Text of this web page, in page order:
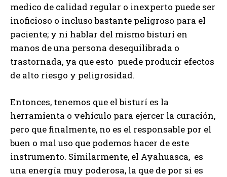
medico de calidad regular o inexperto puede ser
inoficioso o incluso bastante peligroso para el
paciente; y ni hablar del mismo bisturí en
manos de una persona desequilibrada o
trastornada, ya que esto puede producir efectos
de alto riesgo y peligrosidad.
Entonces, tenemos que el bisturí es la
herramienta o vehículo para ejercer la curación,
pero que finalmente, no es el responsable por el
buen o mal uso que podemos hacer de este
instrumento. Similarmente, el Ayahuasca, es
una energía muy poderosa, la que de por si es